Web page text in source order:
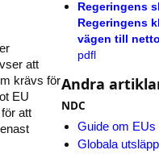
att
krävs för
EU
att
Regeringens
Regeringens
vägen till
pdfl
Andra
NDC
Guide om EUs
Globala